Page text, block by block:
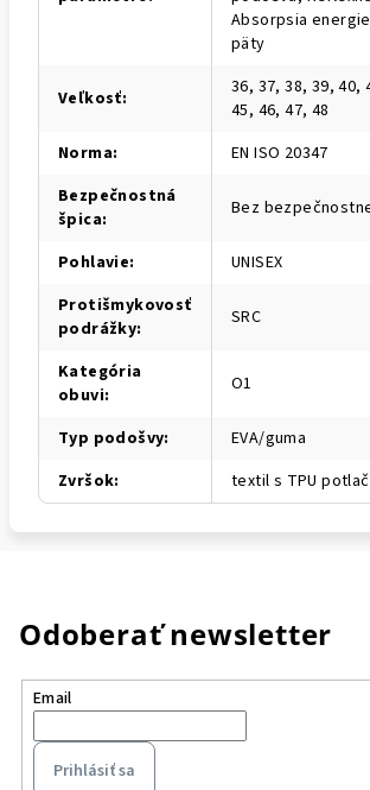
Absorpsia
päty
Veľkosť:
36, 37, 38, 39, 40,
45, 46, 47, 48
Norma:
EN ISO 20347
Bezpečnostná
špica: Bez
Pohlavie:
UNISEX
Protišmykovosť
podrážky: SRC
Kategória
obuvi: O1
Typ podošvy:
EVA/guma
Zvršok: textil s TPU
Odoberať newsletter
Email
Prihlásiť sa